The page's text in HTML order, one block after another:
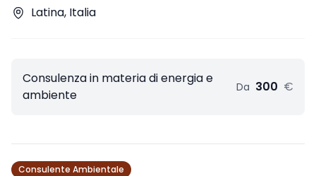
Latina, Italia
Consulenza in materia di energia e
ambiente
Da 300 €
Consulente Ambientale